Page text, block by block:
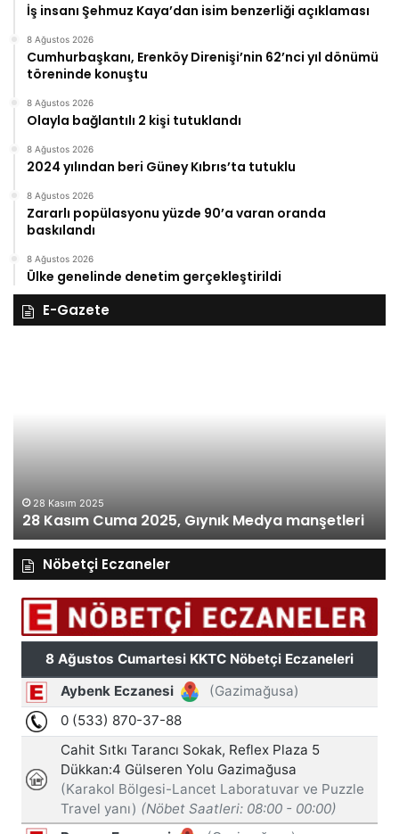
İş insanı Şehmuz Kaya’dan isim benzerliği açıklaması
8 Ağustos 2026
Cumhurbaşkanı, Erenköy Direnişi’nin 62’nci yıl dönümü
töreninde konuştu
8 Ağustos 2026
Olayla bağlantılı 2 kişi tutuklandı
8 Ağustos 2026
2024 yılından beri Güney Kıbrıs’ta tutuklu
8 Ağustos 2026
Zararlı popülasyonu yüzde 90’a varan oranda
baskılandı
8 Ağustos 2026
Ülke genelinde denetim gerçekleştirildi
E-Gazete
Medya manşetleri
manşetleri
Nöbetçi Eczaneler